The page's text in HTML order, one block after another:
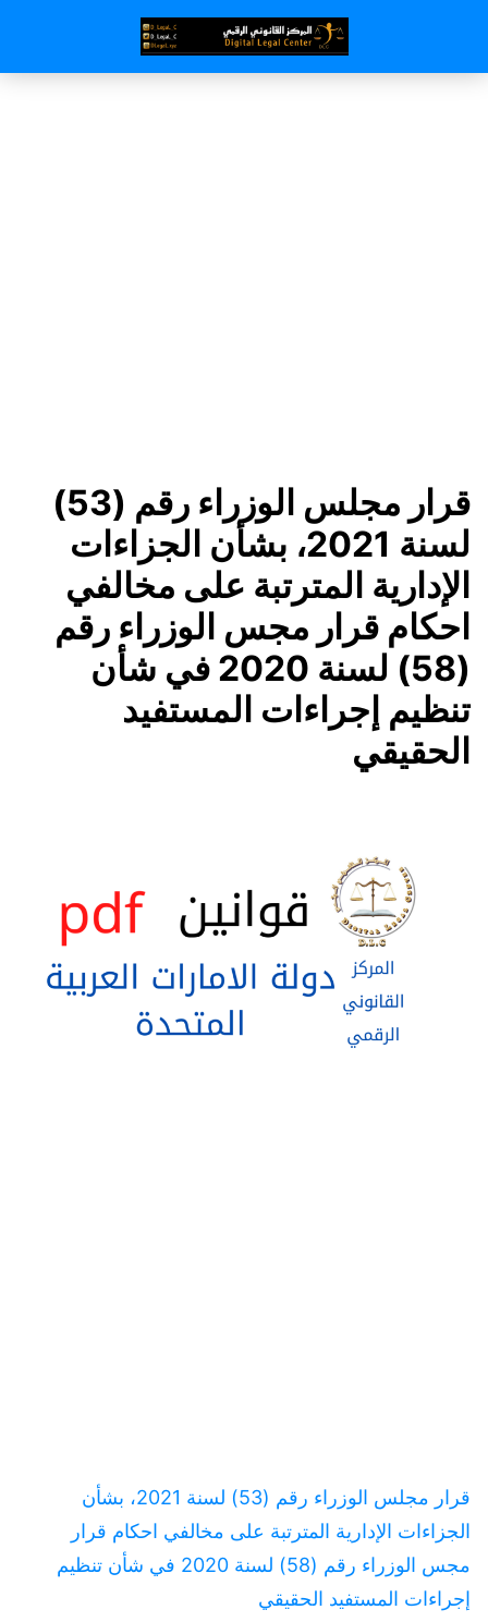
قرار مجلس الوزراء رقم (53)
لسنة 2021، بشأن الجزاءات
الإدارية المترتبة على مخالفي
احكام قرار مجس الوزراء رقم
(58) لسنة 2020 في شأن
تنظيم إجراءات المستفيد
الحقيقي
قرار مجلس الوزراء رقم (53) لسنة 2021، بشأن
الجزاءات الإدارية المترتبة على مخالفي احكام قرار
مجس الوزراء رقم (58) لسنة 2020 في شأن تنظيم
إجراءات المستفيد الحقيقي